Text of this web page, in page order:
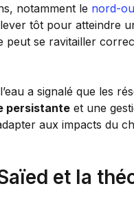
notamment le nord-
tôt pour atteindre
se ravitailler
a signalé que les
persistante et une
aux impacts du
et la